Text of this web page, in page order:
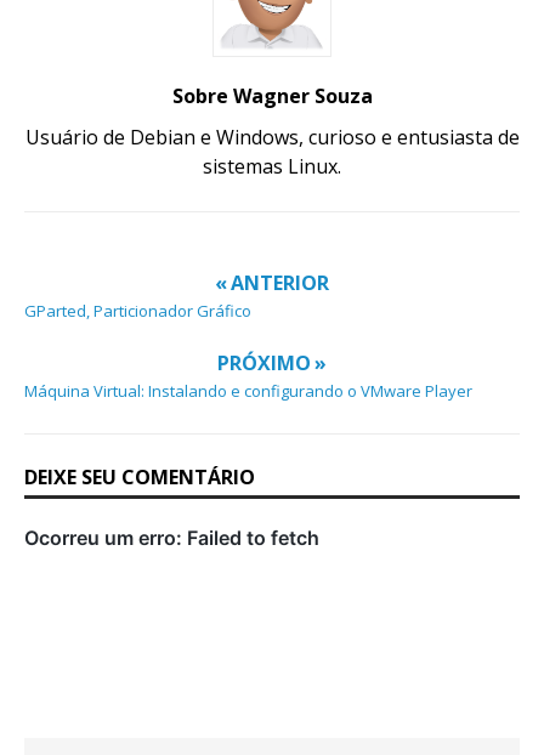
Sobre Wagner Souza
Usuário de Debian e Windows, curioso e entusiasta de
sistemas Linux.
« ANTERIOR
GParted, Particionador Gráfico
PRÓXIMO »
Máquina Virtual: Instalando e configurando o VMware Player
DEIXE SEU COMENTÁRIO